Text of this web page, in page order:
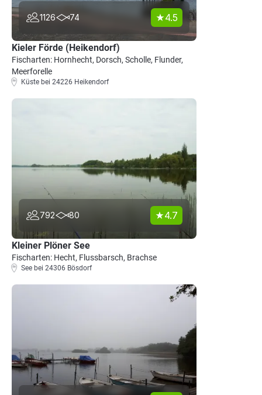
1126 74 4.5
Kieler Förde (Heikendorf)
Fischarten: Hornhecht, Dorsch, Scholle, Flunder,
Meerforelle
Küste bei 24226 Heikendorf
792 80 4.7
Kleiner Plöner See
Fischarten: Hecht, Flussbarsch, Brachse
See bei 24306 Bösdorf